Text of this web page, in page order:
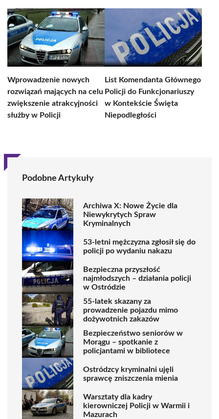
Wprowadzenie nowych
rozwiązań mających na celu
zwiększenie atrakcyjności
służby w Policji
List Komendanta Głównego
Policji do Funkcjonariuszy
w Kontekście Święta
Niepodległości
Podobne Artykuły
Archiwa X: Nowe Życie dla
Niewykrytych Spraw
Kryminalnych
53-letni mężczyzna zgłosił się do
policji po wydaniu nakazu
Bezpieczna przyszłość
najmłodszych – działania policji
w Ostródzie
55-latek skazany za
prowadzenie pojazdu mimo
dożywotnich zakazów
Bezpieczeństwo seniorów w
Morągu – spotkanie z
policjantami w bibliotece
Ostródzcy kryminalni ujęli
sprawcę zniszczenia mienia
Warsztaty dla kadry
kierowniczej Policji w Warmii i
Mazurach